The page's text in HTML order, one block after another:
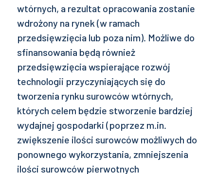
wtórnych, a rezultat opracowania zostanie
wdrożony na rynek (w ramach
przedsięwzięcia lub poza nim). Możliwe do
sfinansowania będą również
przedsięwzięcia wspierające rozwój
technologii przyczyniających się do
tworzenia rynku surowców wtórnych,
których celem będzie stworzenie bardziej
wydajnej gospodarki (poprzez m.in.
zwiększenie ilości surowców możliwych do
ponownego wykorzystania, zmniejszenia
ilości surowców pierwotnych